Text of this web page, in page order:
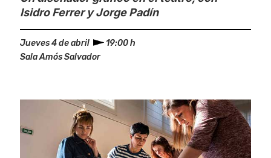
Isidro Ferrer y Jorge Padín
Jueves 4 de abril
19:00 h
Sala Amós Salvador